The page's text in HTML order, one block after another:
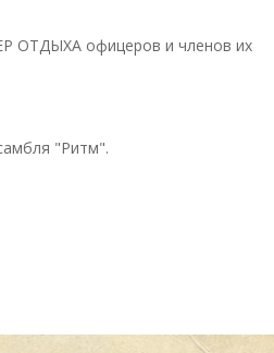
ОТДЫХА офицеров и членов их
"Ритм".